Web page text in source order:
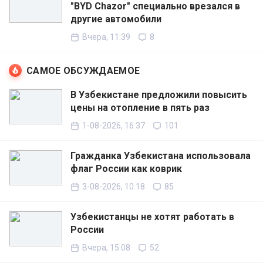
"BYD Chazor" специально врезался в
другие автомобили
Вчера, 11:39 8
САМОЕ ОБСУЖДАЕМОЕ
В Узбекистане предложили повысить
цены на отопление в пять раз
1-08-2026, 16:37 101
Гражданка Узбекистана использовала
флаг России как коврик
3-08-2026, 10:18 85
Узбекистанцы не хотят работать в
России
Вчера, 15:08 52